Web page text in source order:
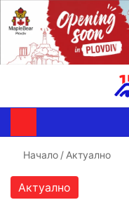
Начало / Актуално
Актуално